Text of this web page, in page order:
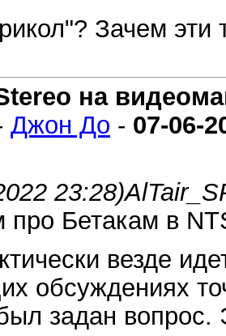
Зачем эти
на
Джон До - 07-06-
23:28)
про Бетакам в
везде
обсуждениях
задан вопрос.